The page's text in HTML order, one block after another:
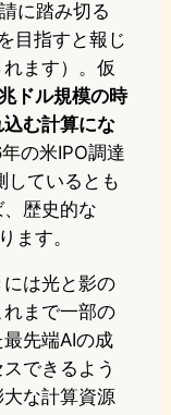
に踏み切る
目指すと報じ
ます）。仮
ドル規模の時
む計算にな
の米IPO調達
しているとも
歴史的な
ます。
は光と影の
まで一部の
先端AIの成
できるよう
な計算資源